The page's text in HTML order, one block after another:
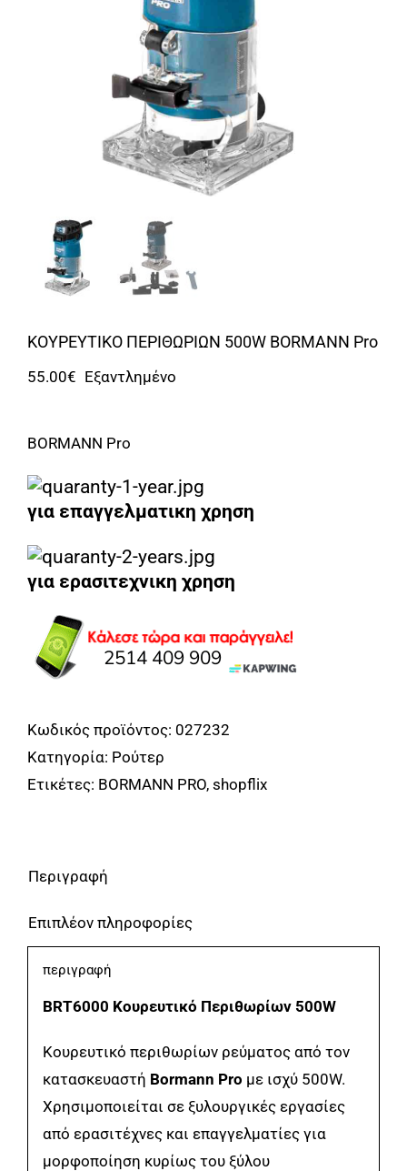
ΚΟΥΡΕΥΤΙΚΟ ΠΕΡΙΘΩΡΙΩΝ 500W BORMANN Pro
55.00€ Εξαντλημένο
BORMANN Pro
για επαγγελματικη χρηση
για ερασιτεχνικη χρηση
Κωδικός προϊόντος: 027232
Κατηγορία: Ρούτερ
Ετικέτες: BORMANN PRO, shopflix
Περιγραφή
Επιπλέον πληροφορίες
περιγραφή
BRT6000 Κουρευτικό Περιθωρίων 500W
Κουρευτικό περιθωρίων ρεύματος από τον
κατασκευαστή Bormann Pro με ισχύ 500W.
Χρησιμοποιείται σε ξυλουργικές εργασίες
από ερασιτέχνες και επαγγελματίες για
μορφοποίηση κυρίως του ξύλου